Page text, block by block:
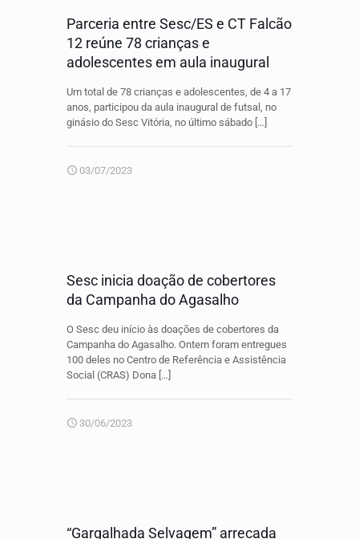
Parceria entre Sesc/ES e CT Falcão
12 reúne 78 crianças e
adolescentes em aula inaugural
Um total de 78 crianças e adolescentes, de 4 a 17
anos, participou da aula inaugural de futsal, no
ginásio do Sesc Vitória, no último sábado […]
03/07/2023
Sesc inicia doação de cobertores
da Campanha do Agasalho
O Sesc deu início às doações de cobertores da
Campanha do Agasalho. Ontem foram entregues
100 deles no Centro de Referência e Assistência
Social (CRAS) Dona […]
30/06/2023
“Gargalhada Selvagem” arrecada